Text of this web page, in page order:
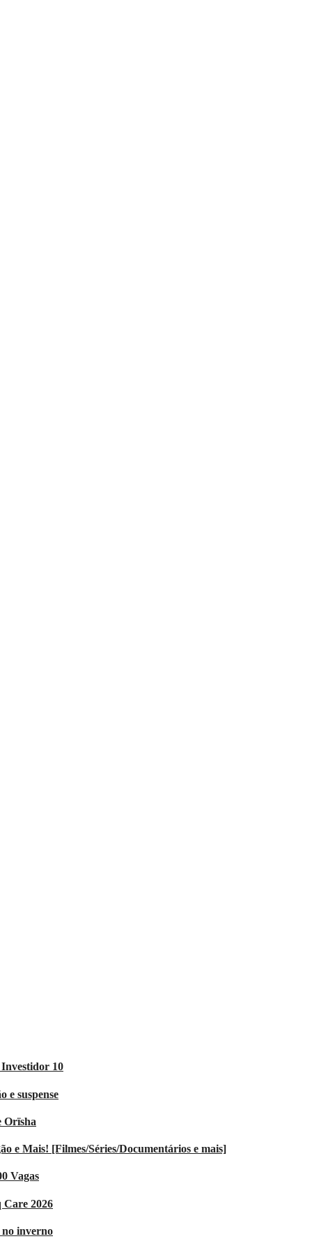
10
e suspense
Orïsha
e Mais! [Filmes/Séries/Documentários e mais]
Vagas
Care 2026
no inverno